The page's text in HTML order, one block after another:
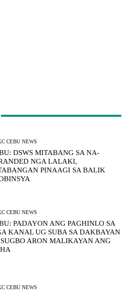
CEBU NEWS
DSWS MITABANG SA NA-
NGA LALAKI,
PINAAGI SA BALIK
CEBU NEWS
PADAYON ANG PAGHINLO SA
KANAL UG SUBA SA DAKBAYAN
SUGBO ARON MALIKAYAN ANG
CEBU NEWS